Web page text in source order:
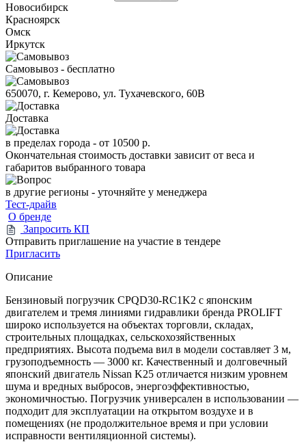
Новосибирск
Красноярск
Омск
Иркутск
Самовывоз - бесплатно
650070, г. Кемерово, ул. Тухачевского, 60В
Доставка
в пределах города - от 10500 р.
Окончательная стоимость доставки зависит от веса и
габаритов выбранного товара
в другие регионы - уточняйте у менеджера
Тест-драйв
О бренде
Запросить КП
Отправить приглашение на участие в тендере
Пригласить
Описание
Бензиновый погрузчик CPQD30-RC1K2 с японским
двигателем и тремя линиями гидравлики бренда PROLIFT
широко используется на объектах торговли, складах,
строительных площадках, сельскохозяйственных
предприятиях. Высота подъема вил в модели составляет 3 м,
грузоподъемность — 3000 кг. Качественный и долговечный
японский двигатель Nissan K25 отличается низким уровнем
шума и вредных выбросов, энергоэффективностью,
экономичностью. Погрузчик универсален в использовании —
подходит для эксплуатации на открытом воздухе и в
помещениях (не продолжительное время и при условии
исправности вентиляционной системы).